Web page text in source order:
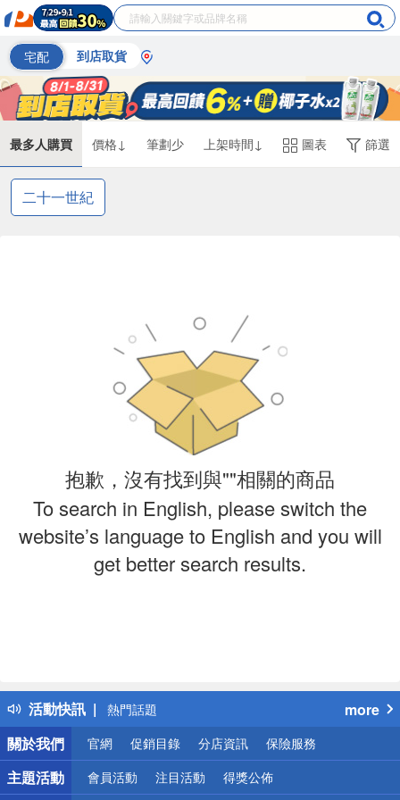
宅配 到店取貨
最多人購買 價格↓ 筆劃少 上架時間↓ 圖表 篩選
二十一世紀
抱歉，沒有找到與""相關的商品
To search in English, please switch the
website’s language to English and you will
get better search results.
活動快訊
得獎公告
熱門話題
銀行優惠
偏遠地區配送
詐騙網頁！請小心！
more
關於我們
官網 促銷目錄 分店資訊 保險服務
主題活動 會員活動 注目活動 得獎公佈